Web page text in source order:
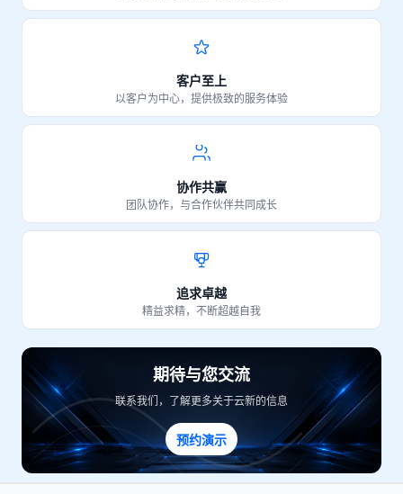
客户至上
以客户为中心，提供极致的服务体验
协作共赢
团队协作，与合作伙伴共同成长
追求卓越
精益求精，不断超越自我
期待与您交流
联系我们，了解更多关于云新的信息
预约演示